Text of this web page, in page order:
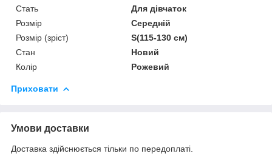
Стать
Для дівчаток
Розмір
Середній
Розмір (зріст)
S(115-130 см)
Стан
Новий
Колір
Рожевий
Приховати
Умови доставки
Доставка здійснюється тільки по передоплаті.